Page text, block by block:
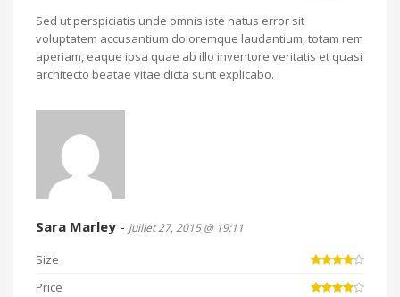
Sed ut perspiciatis unde omnis iste natus error sit
voluptatem accusantium doloremque laudantium, totam rem
aperiam, eaque ipsa quae ab illo inventore veritatis et quasi
architecto beatae vitae dicta sunt explicabo.
Sara Marley - juillet 27, 2015 @ 19:11
Size
Price